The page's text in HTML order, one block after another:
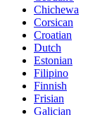
Chichewa
Corsican
Croatian
Dutch
Estonian
Filipino
Finnish
Frisian
Galician